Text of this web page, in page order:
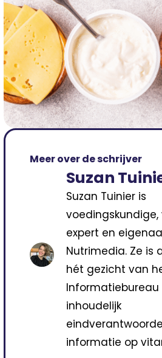
Meer over de schrijver
Suzan
Suzan Tuinier is
expert en
Nutrimedia. Ze is
hét gezicht van
Informatiebureau
inhoudelijk
informatie op